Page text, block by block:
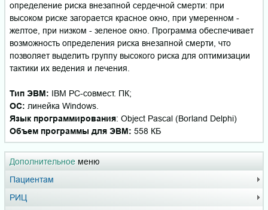
Дополнительное меню
Пациентам
РИЦ
определение риска внезапной сердечной смерти: при
высоком риске загорается красное окно, при умеренном -
желтое, при низком - зеленое окно. Программа обеспечивает
возможность определения риска внезапной смерти, что
позволяет выделить группу высокого риска для оптимизации
тактики их ведения и лечения.
Тип ЭВМ: IBM PC-cовмест. ПК;
ОС: линейка Windows.
Язык программирования: Object Pascal (Borland Delphi)
Объем программы для ЭВМ: 558 КБ